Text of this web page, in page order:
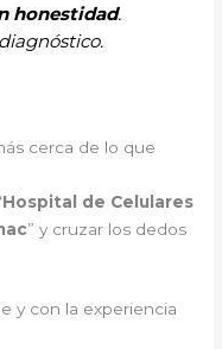
honestidad.
cerca de lo que
Hospital de Celulares
” y cruzar los dedos
y con la experiencia